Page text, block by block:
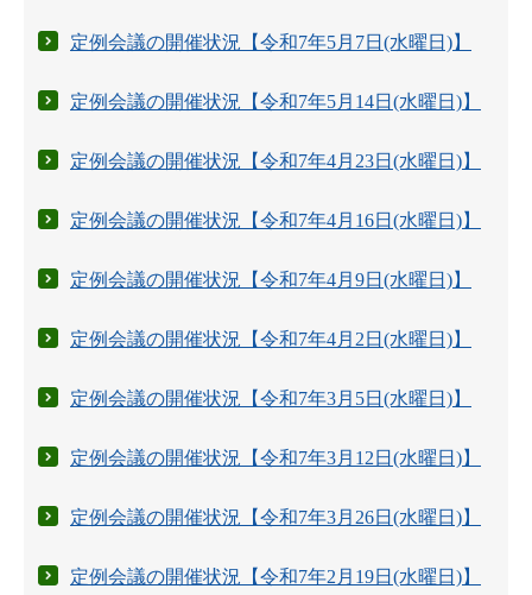
定例会議の開催状況【令和7年5月7日(水曜日)】
定例会議の開催状況【令和7年5月14日(水曜日)】
定例会議の開催状況【令和7年4月23日(水曜日)】
定例会議の開催状況【令和7年4月16日(水曜日)】
定例会議の開催状況【令和7年4月9日(水曜日)】
定例会議の開催状況【令和7年4月2日(水曜日)】
定例会議の開催状況【令和7年3月5日(水曜日)】
定例会議の開催状況【令和7年3月12日(水曜日)】
定例会議の開催状況【令和7年3月26日(水曜日)】
定例会議の開催状況【令和7年2月19日(水曜日)】